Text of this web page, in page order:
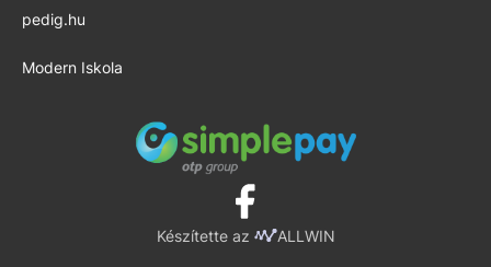
pedig.hu
Modern Iskola
Készítette az ALLWIN